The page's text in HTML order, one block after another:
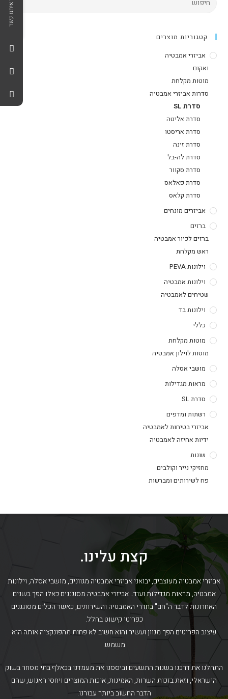
קטגוריות מוצרים
אביזרי אמבטיה
ואקום
מוטות מקלחת
סדרות אביזרי אמבטיה
סדרת SL
סדרת אליטה
סדרת אריסטו
סדרת זינה
סדרת לה-בל
סדרת סקוור
סדרת פאלאס
סדרת קלאס
אביזרים מונחים
ברזים
ברזים לכיור אמבטיה
ראש מקלחת
וילונות PEVA
וילונות אמבטיה
שטיחים לאמבטיה
וילונות בד
כללי
מוטות מקלחת
מוטות לוילון אמבטיה
מושבי אסלה
מראות מגדילות
סדרת SL
רשתות ומדפים
אביזרי בטיחות לאמבטיה
ידיות אחיזה לאמבטיה
שונות
מחזיקי נייר וקולבים
פח לשירותים ומברשות
קצת עלינו.
אביזרי אמבטיה מעוצבים, יבואני אביזרי אמבטיה מגוונים, מושבי אסלה, וילונות
אמבטיה, מראות מגדילות ועוד.. אביזרי אמבטיה מסוגננים כאלו הפך בשנים
האחרונות לדבר ה"חם" בחדרי האמבטיה והשירותים, כאשר הכלים מסוגננים
כפריטי קישוט בחלל.
עיצוב הפריטים הפך מגוון ועשיר והוא חשוב לא פחות מהפונקציה אותה הוא
משמש.
התחלנו את דרכנו בשנות התשעים וביססנו את מעמדנו בכאלף בתי מסחר בשוק
הישראלי, וזאת בזכות השרות, האמינות, איכות המוצרים ויחסי האנוש, שהם
הדבר החשוב ביותר עבורנו.
צרו איתנו קשר